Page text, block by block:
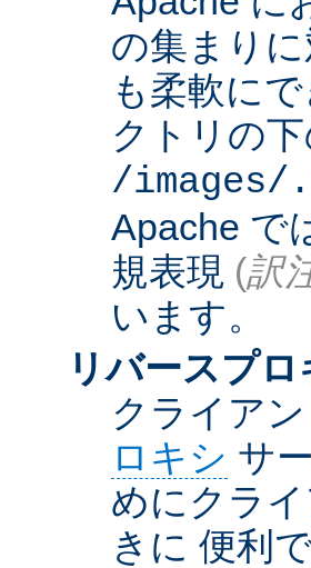
の集まり
も柔軟に
クトリの
/
Apache で
規表現 (訳
います。
リバースプロ
クライア
ロキシ サ
めにクラ
きに 便利で